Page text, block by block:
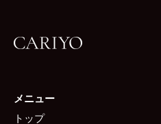
メニュー
トップ